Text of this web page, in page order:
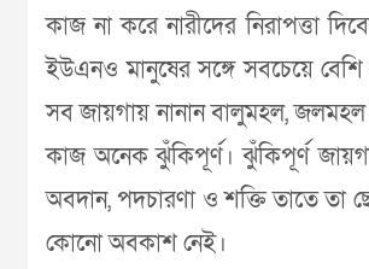
কাজ না করে নারীদের নিরাপত্তা
ইউএনও মানুষের সঙ্গে সবচেয়ে
সব জায়গায় নানান বালুমহল,
কাজ অনেক ঝুঁকিপূর্ণ। ঝুঁকিপূর্ণ
অবদান, পদচারণা ও শক্তি তাতে তা
কোনো অবকাশ নেই।